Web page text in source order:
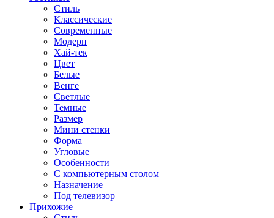
Стиль
Классические
Современные
Модерн
Хай-тек
Цвет
Белые
Венге
Светлые
Темные
Размер
Мини стенки
Форма
Угловые
Особенности
С компьютерным столом
Назначение
Под телевизор
Прихожие